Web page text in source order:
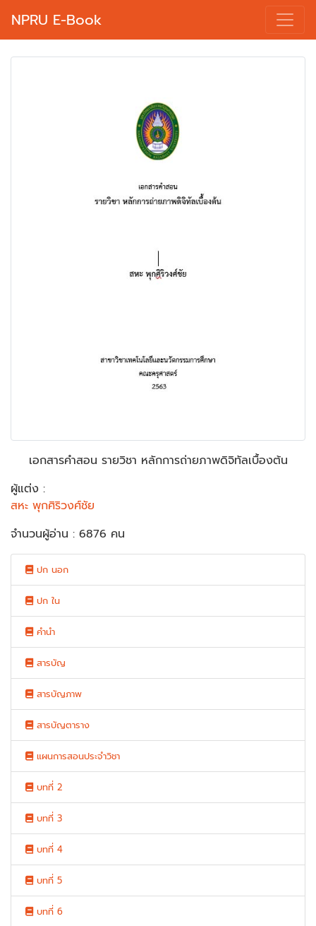
NPRU E-Book
เอกสารคำสอน รายวิชา หลักการถ่ายภาพดิจิทัลเบื้องต้น
ผู้แต่ง :
สหะ พุกศิริวงศ์ชัย
จำนวนผู้อ่าน : 6876 คน
ปก นอก
ปก ใน
คำนำ
สารบัญ
สารบัญภาพ
สารบัญตาราง
แผนการสอนประจำวิชา
บทที่ 2
บทที่ 3
บทที่ 4
บทที่ 5
บทที่ 6